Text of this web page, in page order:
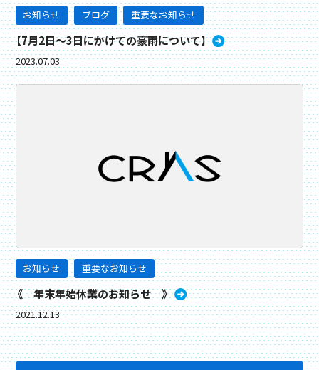
お知らせ ブログ 重要なお知らせ
【7月2日〜3日にかけての豪雨について】
2023.07.03
お知らせ 重要なお知らせ
《 年末年始休業のお知らせ 》
2021.12.13